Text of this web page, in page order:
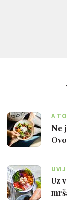
A
Ne
Uz